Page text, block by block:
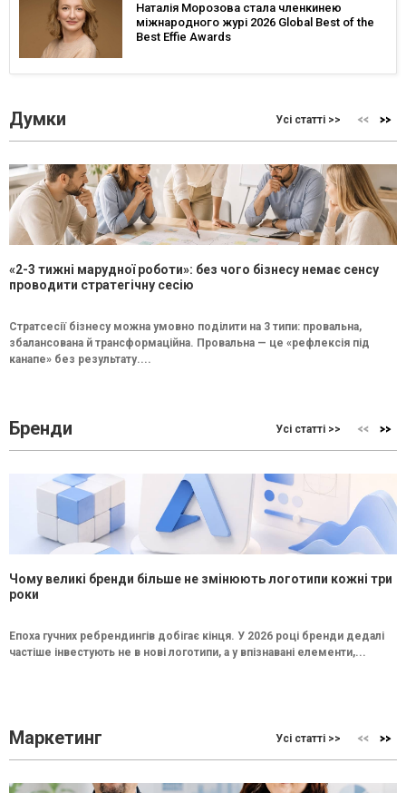
Наталія Морозова стала членкинею
міжнародного журі 2026 Global Best of the
Best Effie Awards
Думки Усі статті >>
«2-3 тижні марудної роботи»: без чого бізнесу немає сенсу
проводити стратегічну сесію
Стратсесії бізнесу можна умовно поділити на 3 типи: провальна,
збалансована й трансформаційна. Провальна — це «рефлексія під
канапе» без результату....
Бренди Усі статті >>
Чому великі бренди більше не змінюють логотипи кожні три
роки
Епоха гучних ребрендингів добігає кінця. У 2026 році бренди дедалі
частіше інвестують не в нові логотипи, а у впізнавані елементи,...
Маркетинг Усі статті >>